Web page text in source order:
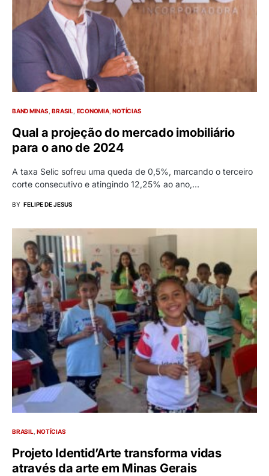
BAND MINAS BRASIL ECONOMIA NOTÍCIAS
Qual a projeção do mercado imobiliário
para o ano de 2024
A taxa Selic sofreu uma queda de 0,5%, marcando o terceiro
corte consecutivo e atingindo 12,25% ao ano,…
BY FELIPE DE JESUS
BRASIL NOTÍCIAS
Projeto Identid’Arte transforma vidas
através da arte em Minas Gerais